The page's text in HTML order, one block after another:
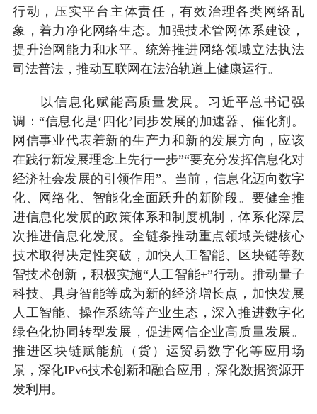
行动，压实平台主体责任，有效治理各类网络乱
象，着力净化网络生态。加强技术管网体系建设，
提升治网能力和水平。统筹推进网络领域立法执法
司法普法，推动互联网在法治轨道上健康运行。
以信息化赋能高质量发展。习近平总书记强
调：“信息化是‘四化’同步发展的加速器、催化剂。
网信事业代表着新的生产力和新的发展方向，应该
在践行新发展理念上先行一步”“要充分发挥信息化对
经济社会发展的引领作用”。当前，信息化迈向数字
化、网络化、智能化全面跃升的新阶段。要健全推
进信息化发展的政策体系和制度机制，体系化深层
次推进信息化发展。全链条推动重点领域关键核心
技术取得决定性突破，加快人工智能、区块链等数
智技术创新，积极实施“人工智能+”行动。推动量子
科技、具身智能等成为新的经济增长点，加快发展
人工智能、操作系统等产业生态，深入推进数字化
绿色化协同转型发展，促进网信企业高质量发展。
推进区块链赋能航（货）运贸易数字化等应用场
景，深化IPv6技术创新和融合应用，深化数据资源开
发利用。